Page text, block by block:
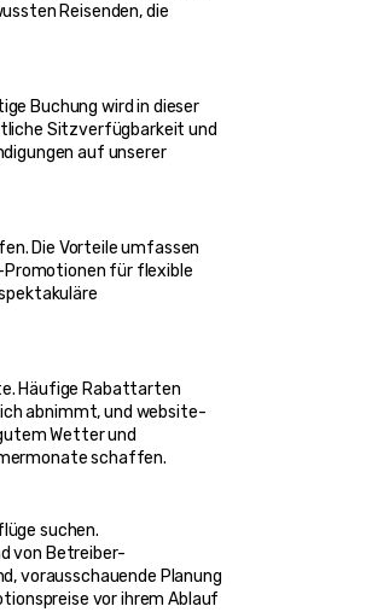
Reisenden, die
Buchung wird in dieser
Sitzverfügbarkeit und
auf unserer
Die Vorteile umfassen
Promotionen für flexible
Häufige Rabattarten
abnimmt, und website-
Wetter und
schaffen.
suchen.
von Betreiber-
vorausschauende Planung
vor ihrem Ablauf